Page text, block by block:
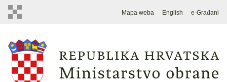
Mapa weba English e-Građani